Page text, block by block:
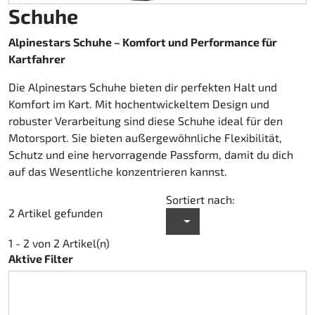
Schuhe
Alpinestars Schuhe – Komfort und Performance für
Kartfahrer
Die Alpinestars Schuhe bieten dir perfekten Halt und
Komfort im Kart. Mit hochentwickeltem Design und
robuster Verarbeitung sind diese Schuhe ideal für den
Motorsport. Sie bieten außergewöhnliche Flexibilität,
Schutz und eine hervorragende Passform, damit du dich
auf das Wesentliche konzentrieren kannst.
2 Artikel gefunden
Sortiert nach:
1 - 2 von 2 Artikel(n)
Aktive Filter
Kart-Regenbekleidung
Teamwear Speed
Custom-Teamwear
Sonstiges
Schuhe
Sonstiges
Sonstiges
Zubehör Rapid I + II (FF353)
Zubehör Stream I (FF320)
Zubehör Stream II (FF808)
Helmtaschen
Aufkleber
Kartgaragen
Kartwagen
Kettenantrieb 219
Kettenantrieb 428
Kraftstoff
Kühlsystem
Zubehör
Kupplung Ölbad 270
DM Zubehör
DM Kit`s und Updates
gebrauchte Motorenteile
Motor Honda GX 200